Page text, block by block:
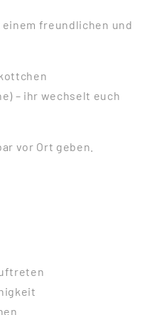
einem freundlichen und
– ihr wechselt euch
vor Ort geben.